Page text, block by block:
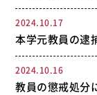
2024.10.17
本学元教員の逮
2024.10.16
教員の懲戒処分